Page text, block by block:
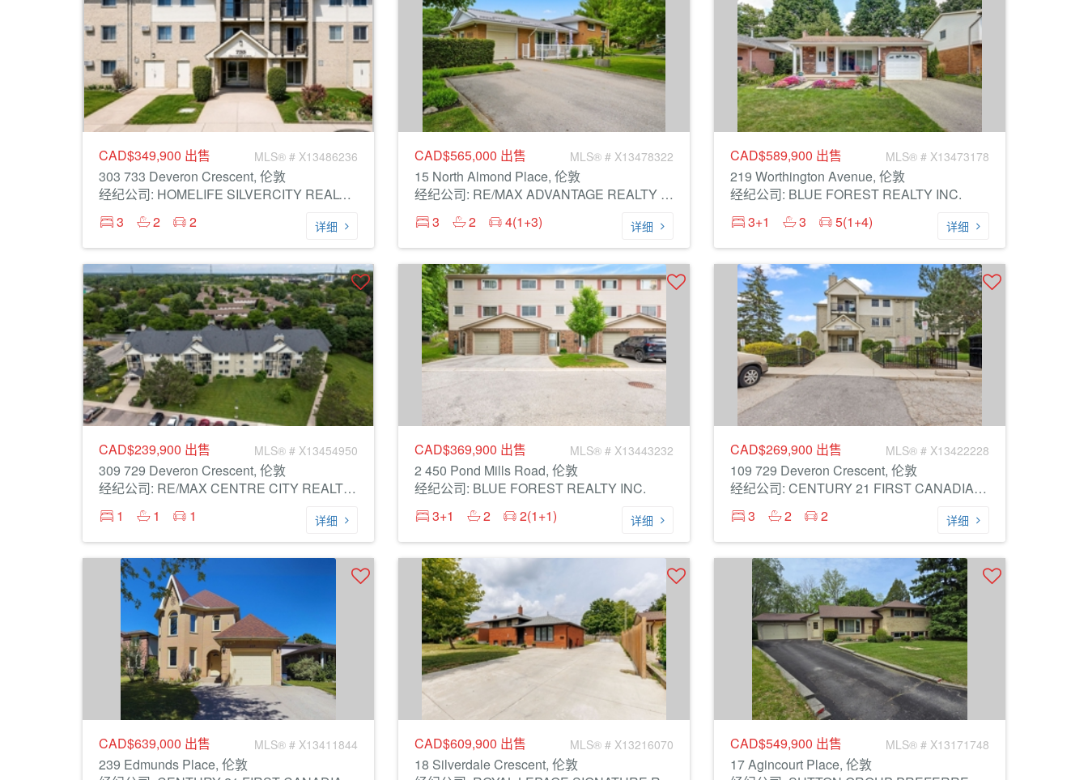
CAD$349,900 出售 MLS® # X13486236
303 733 Deveron Crescent, 伦敦
经纪公司: HOMELIFE SILVERCITY REALTY INC.
3
2 2 详细
CAD$565,000 出售 MLS® # X13478322
15 North Almond Place, 伦敦
经纪公司: RE/MAX ADVANTAGE REALTY LTD.
3
2 4(1+3) 详细
CAD$589,900 出售 MLS® # X13473178
219 Worthington Avenue, 伦敦
经纪公司: BLUE FOREST REALTY INC.
3+1
3 5(1+4) 详细
CAD$239,900 出售 MLS® # X13454950
309 729 Deveron Crescent, 伦敦
经纪公司: RE/MAX CENTRE CITY REALTY INC.
1
1 1 详细
CAD$369,900 出售 MLS® # X13443232
2 450 Pond Mills Road, 伦敦
经纪公司: BLUE FOREST REALTY INC.
3+1
2 2(1+1) 详细
CAD$269,900 出售 MLS® # X13422228
109 729 Deveron Crescent, 伦敦
经纪公司: CENTURY 21 FIRST CANADIAN CORP
3
2 2 详细
CAD$639,000 出售 MLS® # X13411844
239 Edmunds Place, 伦敦
CAD$609,900 出售 MLS® # X13216070
18 Silverdale Crescent, 伦敦
CAD$549,900 出售 MLS® # X13171748
17 Agincourt Place, 伦敦